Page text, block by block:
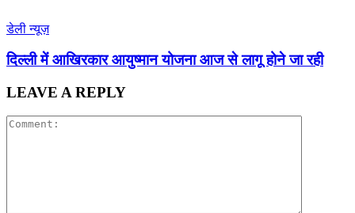
डेली न्यूज़
द‍िल्‍ली में आख‍िरकार आयुष्‍मान योजना आज से लागू होने जा रही
LEAVE A REPLY